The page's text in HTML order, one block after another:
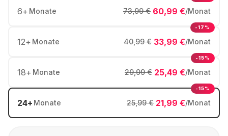
6+ Monate 60,99 €/Monat
73,99 €
12+ Monate 33,99 €/Monat
40,99 €
-17%
18+ Monate 25,49 €/Monat
29,99 €
-15%
24+ Monate 21,99 €/Monat
25,99 €
-15%